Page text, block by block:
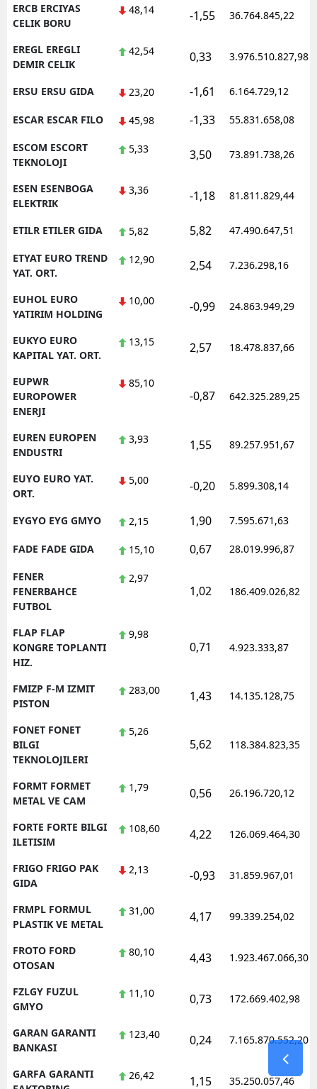
ERCB ERCIYAS
CELIK BORU
48,14 -1,55 36.764.845,22
EREGL EREGLI
DEMIR CELIK
42,54 0,33 3.976.510.827,98
ERSU ERSU GIDA 23,20 -1,61 6.164.729,12
ESCAR ESCAR FILO 45,98 -1,33 55.831.658,08
ESCOM ESCORT
TEKNOLOJI
5,33 3,50 73.891.738,26
ESEN ESENBOGA
ELEKTRIK
3,36 -1,18 81.811.829,44
ETILR ETILER GIDA 5,82 5,82 47.490.647,51
ETYAT EURO TREND
YAT. ORT.
12,90 2,54 7.236.298,16
EUHOL EURO
YATIRIM HOLDING
10,00 -0,99 24.863.949,29
EUKYO EURO
KAPITAL YAT. ORT.
13,15 2,57 18.478.837,66
EUPWR
EUROPOWER
ENERJI
85,10
-0,87 642.325.289,25
EUREN EUROPEN
ENDUSTRI
3,93 1,55 89.257.951,67
EUYO EURO YAT.
ORT.
5,00 -0,20 5.899.308,14
EYGYO EYG GMYO 2,15 1,90 7.595.671,63
FADE FADE GIDA 15,10 0,67 28.019.996,87
FENER
FENERBAHCE
FUTBOL
2,97
1,02 186.409.026,82
FLAP FLAP
KONGRE TOPLANTI
HIZ.
9,98
0,71 4.923.333,87
FMIZP F-M IZMIT
PISTON
283,00 1,43 14.135.128,75
FONET FONET
BILGI
TEKNOLOJILERI
5,26
5,62 118.384.823,35
FORMT FORMET
METAL VE CAM
1,79 0,56 26.196.720,12
FORTE FORTE BILGI
ILETISIM
108,60 4,22 126.069.464,30
FRIGO FRIGO PAK
GIDA
2,13 -0,93 31.859.967,01
FRMPL FORMUL
PLASTIK VE METAL
31,00 4,17 99.339.254,02
FROTO FORD
OTOSAN
80,10 4,43 1.923.467.066,30
FZLGY FUZUL
GMYO
11,10 0,73 172.669.402,98
GARAN GARANTI
BANKASI
123,40 0,24 7.165.870.552,20
GARFA GARANTI
26,42 1,15 35.250.057,46